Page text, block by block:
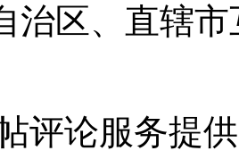
治区、直辖
评论服务提